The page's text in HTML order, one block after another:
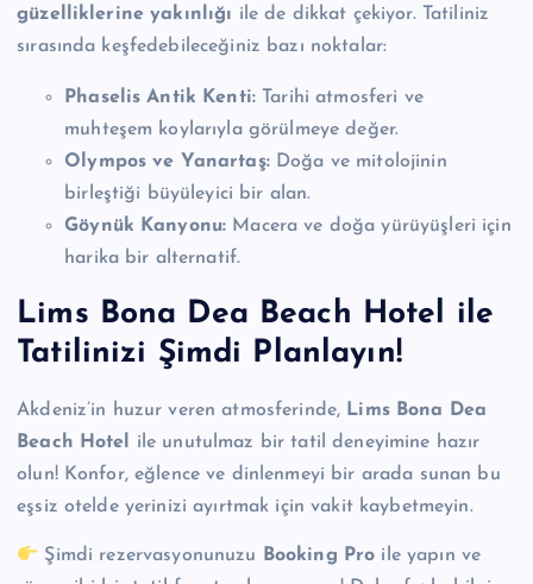
güzelliklerine yakınlığı ile de dikkat çekiyor. Tatiliniz
sırasında keşfedebileceğiniz bazı noktalar:
Phaselis Antik Kenti: Tarihi atmosferi ve
muhteşem koylarıyla görülmeye değer.
Olympos ve Yanartaş:Doğa ve mitolojinin
birleştiği büyüleyici bir alan.
Göynük Kanyonu: Macera ve doğa yürüyüşleri için
harika bir alternatif.
Lims Bona Dea Beach Hotel ile
Tatilinizi Şimdi Planlayın!
Akdeniz’in huzur veren atmosferinde, Lims Bona Dea
Beach Hotel
ile unutulmaz bir tatil deneyimine hazır
olun! Konfor, eğlence ve dinlenmeyi bir arada sunan bu
eşsiz otelde yerinizi ayırtmak için vakit kaybetmeyin.
Şimdi rezervasyonunuzu Booking Pro ile yapın ve